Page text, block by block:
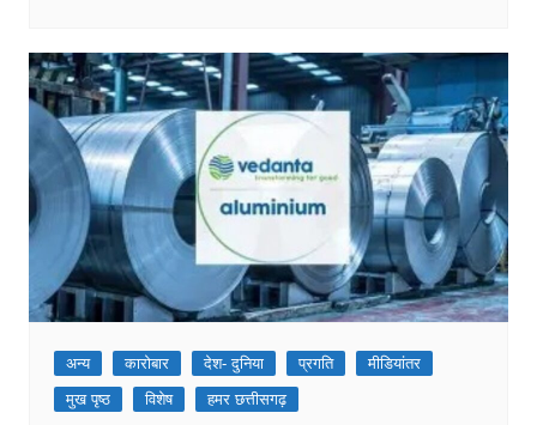
अन्य कारोबार देश- दुनिया प्रगति
मीडियांतर
मुख पृष्ठ
विशेष हमर छत्तीसगढ़